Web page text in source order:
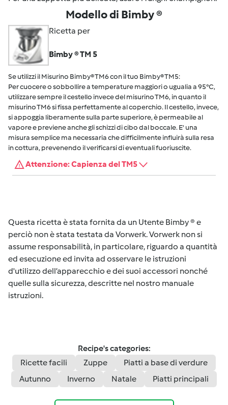
Modello di Bimby ®
Ricetta per
Bimby ® TM 5
Se utilizzi il Misurino Bimby® TM6 con il tuo Bimby® TM5:
Per cuocere o sobbollire a temperature maggiori o ugualia a 95°C,
utilizzare sempre il cestello invece del misurino TM6, in quanto il
misurino TM6 si fissa perfettamente al coperchio. Il cestello, invece,
si appoggia liberamente sulla parte superiore, è permeabile al
vapore e previene anche gli schizzi di cibo dal boccale. E' una
misura semplice ma necessaria che difficilmente influirà sulla resa
in cottura, prevenendo il verificarsi di eventuali fuoriuscite.
Attenzione: Capienza del TM5
Questa ricetta è stata fornita da un Utente Bimby ® e
perciò non è stata testata da Vorwerk. Vorwerk non si
assume responsabilità, in particolare, riguardo a quantità
ed esecuzione ed invita ad osservare le istruzioni
d'utilizzo dell’apparecchio e dei suoi accessori nonché
quelle sulla sicurezza, descritte nel nostro manuale
istruzioni.
Recipe's categories:
Ricette facili
Zuppe
Piatti a base di verdure
Autunno
Inverno Natale Piatti principali